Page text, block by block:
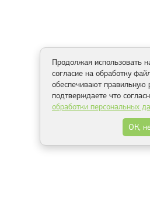
Продолжая использовать
согласие на обработку
обеспечивают правильную
подтверждаете что
обработки персональных
ОК,